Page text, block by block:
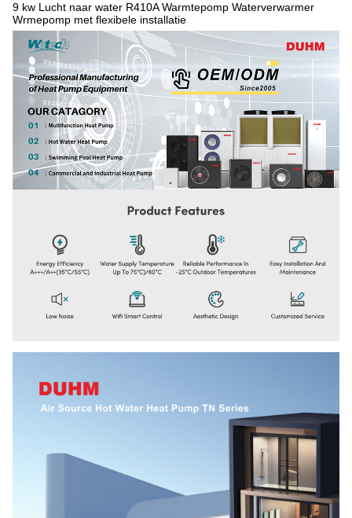
9 kw Lucht naar water R410A Warmtepomp Waterverwarmer
Wrmepomp met flexibele installatie